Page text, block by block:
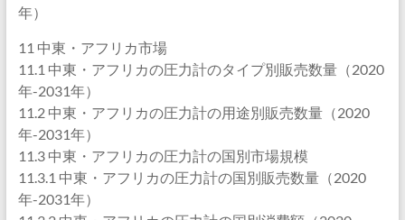
年）
11 中東・アフリカ市場
11.1 中東・アフリカの圧力計のタイプ別販売数量（2020
年-2031年）
11.2 中東・アフリカの圧力計の用途別販売数量（2020
年-2031年）
11.3 中東・アフリカの圧力計の国別市場規模
11.3.1 中東・アフリカの圧力計の国別販売数量（2020
年-2031年）